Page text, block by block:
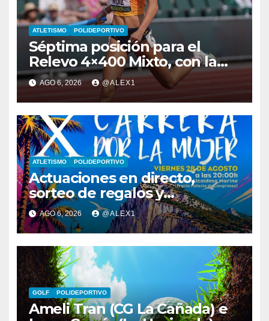
ATLETISMO POLIDEPORTIVO
Séptima posición para el
Relevo 4×400 Mixto, con la
algecireña Ana Alba Ruiz De
Diego, en el Mundial Sub-20
AGO 6, 2026 @ALEX1
ATLETISMO POLIDEPORTIVO
Actuaciones en directo,
sorteo de regalos y
animaciones para la X Carrera
de la Mujer a beneficio de
Apron
AGO 6, 2026 @ALEX1
GOLF POLIDEPORTIVO
Ameli Tran (CG La Cañada) e